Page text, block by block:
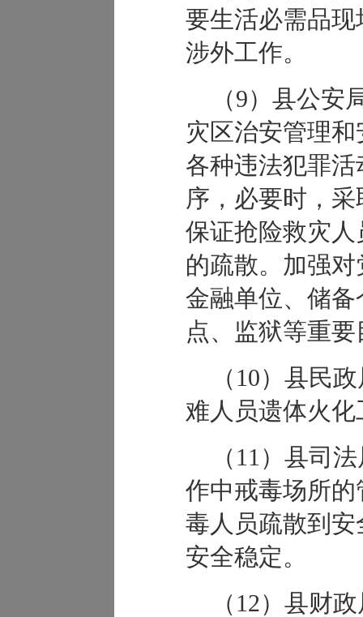
要生活必需品
涉外工作。
（9）县公安
灾区治安管理
各种违法犯罪
序，必要时，
保证抢险救灾
的疏散。加强
金融单位、储
点、监狱等重
（10）县民
难人员遗体火化
（11）县司
作中戒毒场所
毒人员疏散到
安全稳定。
（12）县财